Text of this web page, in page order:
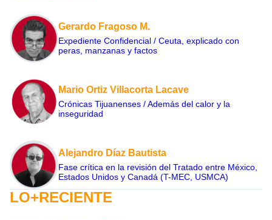
Gerardo Fragoso M.
Expediente Confidencial / Ceuta, explicado con
peras, manzanas y factos
Mario Ortiz Villacorta Lacave
Crónicas Tijuanenses / Además del calor y la
inseguridad
Alejandro Díaz Bautista
Fase crítica en la revisión del Tratado entre México,
Estados Unidos y Canadá (T-MEC, USMCA)
LO+RECIENTE